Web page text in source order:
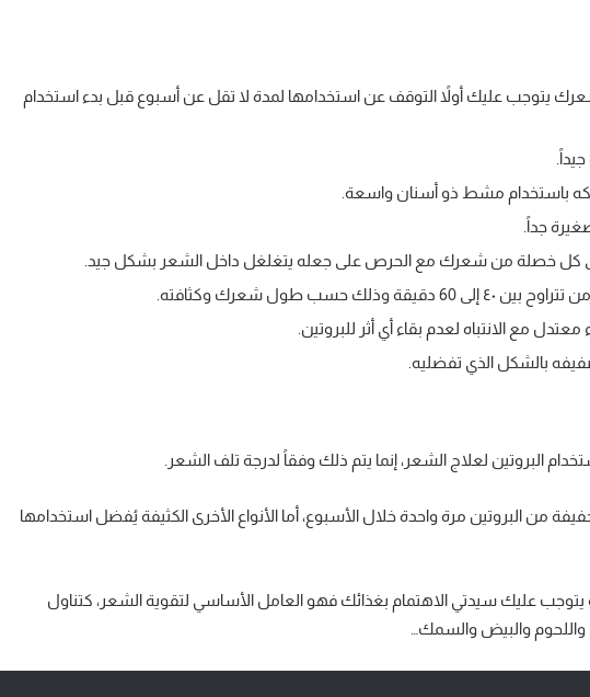
يتوجب عليك أولاً التوقف عن استخدامها لمدة لا تقل عن أسبوع قبل بدء استخدام
باستخدام مشط ذو أسنان واسعة.
جداً.
كل خصلة من شعرك مع الحرص على جعله يتغلغل داخل الشعر بشكل جيد.
حسب طول شعرك وكثافته.
مع الانتباه لعدم بقاء أي أثر للبروتين.
بالشكل الذي تفضليه.
البروتين لعلاج الشعر، إنما يتم ذلك وفقاً لدرجة تلف الشعر.
من البروتين مرة واحدة خلال الأسبوع، أما الأنواع الأخرى الكثيفة يُفضل استخدامها
عليك سيدتي الاهتمام بغذائك فهو العامل الأساسي لتقوية الشعر، كتناول
واللحوم والبيض والسمك…